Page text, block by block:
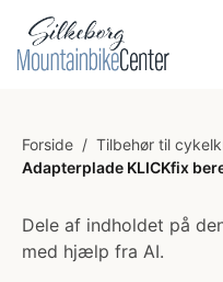
Forside / Tilbehør til
Adapterplade KLICKfix
Dele af indholdet på
med hjælp fra AI.